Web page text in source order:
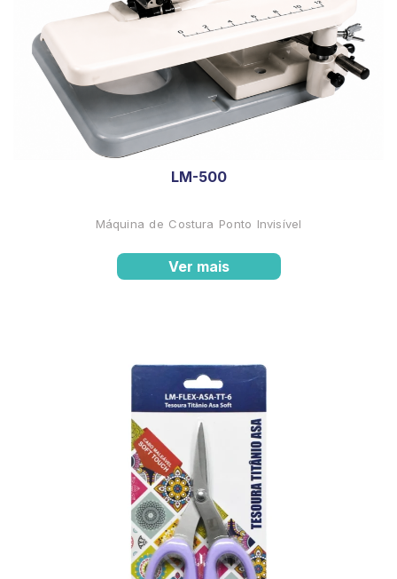
LM-500
Máquina de Costura Ponto Invisível
Ver mais